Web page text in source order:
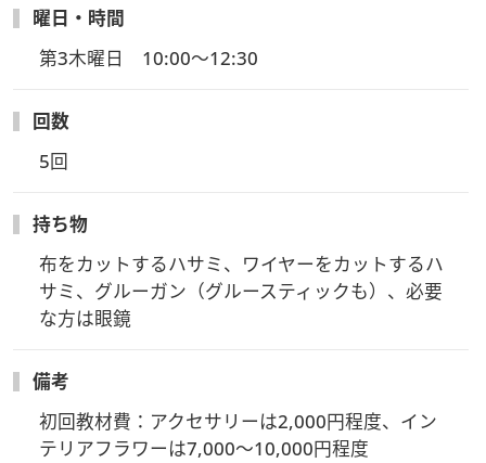
曜日・時間
第3木曜日　10:00～12:30
回数
5回
持ち物
布をカットするハサミ、ワイヤーをカットするハ
サミ、グルーガン（グルースティックも）、必要
な方は眼鏡
備考
初回教材費：アクセサリーは2,000円程度、イン
テリアフラワーは7,000～10,000円程度